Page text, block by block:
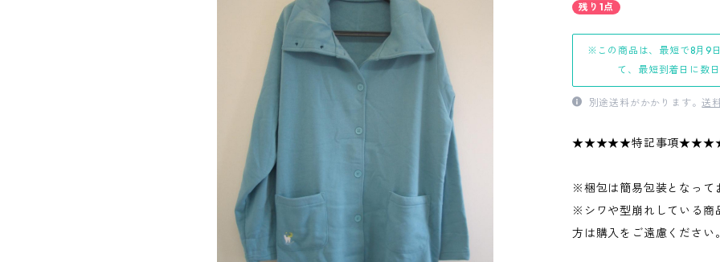
残り1点
※この商品は、最短で8月9
て、最短到着日に数
別途送料がかかります。送
★★★★★特記事項
※梱包は簡易包装となって
※シワや型崩れしている商
方は購入をご遠慮ください。